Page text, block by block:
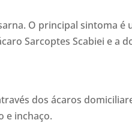
O principal sintoma é
Sarcoptes Scabiei e a
dos ácaros
e inchaço.